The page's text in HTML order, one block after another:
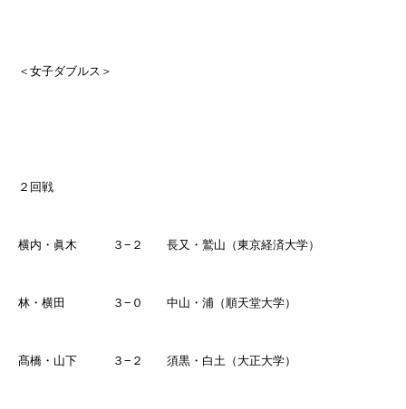
＜女子ダブルス＞
２回戦
横内・眞木 ３ − ２ 長又・鷲山（東京経済大学）
林・横田 ３ − ０ 中山・浦（順天堂大学）
髙橋・山下 ３ − ２ 須黒・白土（大正大学）